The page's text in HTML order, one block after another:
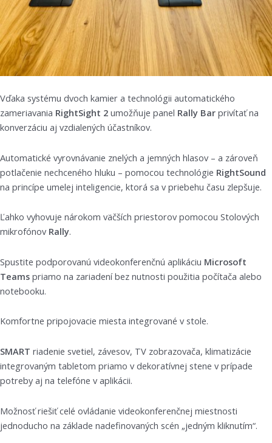
Vďaka systému dvoch kamier a technológii automatického
zameriavania RightSight 2 umožňuje panel Rally Bar privítať na
konverzáciu aj vzdialených účastníkov.
Automatické vyrovnávanie znelých a jemných hlasov – a zároveň
potlačenie nechceného hluku – pomocou technológie RightSound
na princípe umelej inteligencie, ktorá sa v priebehu času zlepšuje.
Ľahko vyhovuje nárokom väčších priestorov pomocou Stolových
mikrofónov Rally.
Spustite podporovanú videokonferenčnú aplikáciu Microsoft
Teams priamo na zariadení bez nutnosti použitia počítača alebo
notebooku.
Komfortne pripojovacie miesta integrované v stole.
SMART riadenie svetiel, závesov, TV zobrazovača, klimatizácie
integrovaným tabletom priamo v dekoratívnej stene v prípade
potreby aj na telefóne v aplikácii.
Možnosť riešiť celé ovládanie videokonferenčnej miestnosti
jednoducho na základe nadefinovaných scén „jedným kliknutím“.